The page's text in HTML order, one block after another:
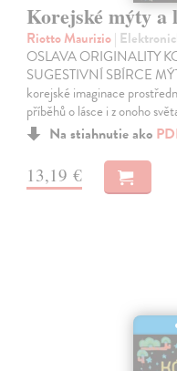
Korejské mýty a
Riotto Maurizio|
OSLAVA ORIGINALITY
SUGESTIVNÍ SBÍRCE
korejské imaginace
příběhů o lásce i z onoho
Na stiahnutie ako
13,19 €